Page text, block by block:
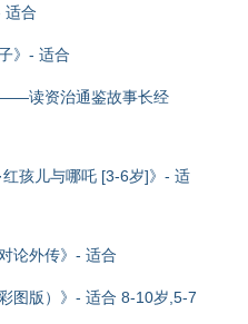
适合
》- 适合
读资治通鉴故事长经
孩儿与哪吒 [3-6岁]》- 适
论外传》- 适合
图版）》- 适合 8-10岁,5-7